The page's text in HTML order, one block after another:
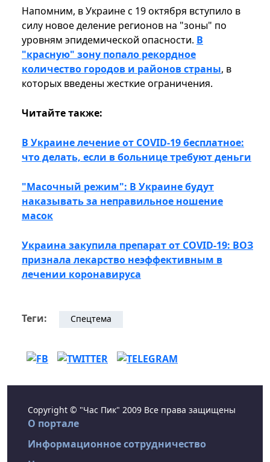
Напомним, в Украине с 19 октября вступило в
силу новое деление регионов на "зоны" по
уровням эпидемической опасности. В
"красную" зону попало рекордное
количество городов и районов страны, в
которых введены жесткие ограничения.
Читайте также:
В Украине лечение от COVID-19 бесплатное:
что делать, если в больнице требуют деньги
"Масочный режим": В Украине будут
наказывать за неправильное ношение
масок
Украина закупила препарат от COVID-19: ВОЗ
признала лекарство неэффективным в
лечении коронавируса
Теги: Спецтема
Copyright © "Час Пик" 2009 Все права защищены
О портале
Информационное сотрудничество